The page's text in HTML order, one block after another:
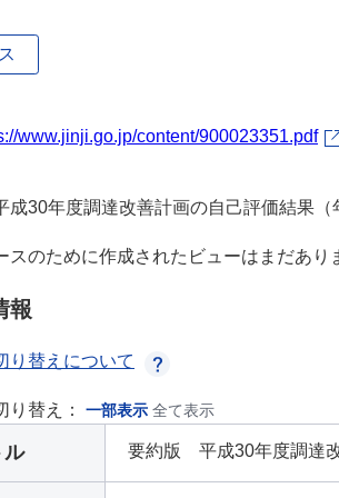
www.jinji.go.jp/content/900023351.pdf
30年度調達改善計画の自己評価結果（
スのために作成されたビューはまだあり
報
り替えについて
り替え： 一部表示 全て表示
ル 要約版 平成30年度調達